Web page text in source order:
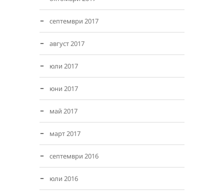
септември 2017
август 2017
юли 2017
юни 2017
май 2017
март 2017
септември 2016
юли 2016